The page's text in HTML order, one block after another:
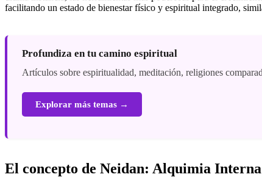
facilitando un estado de bienestar físico y espiritual integrado,
Profundiza en tu camino espiritual
Artículos sobre espiritualidad, meditación, religiones
Explorar más temas →
El concepto de Neidan: Alquimia Interna